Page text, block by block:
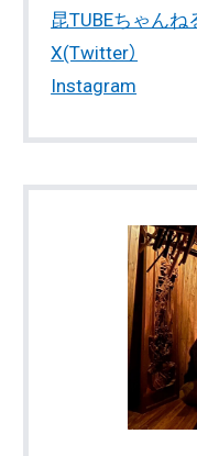
昆TUBEちゃんね
X(Twitter）
Instagram